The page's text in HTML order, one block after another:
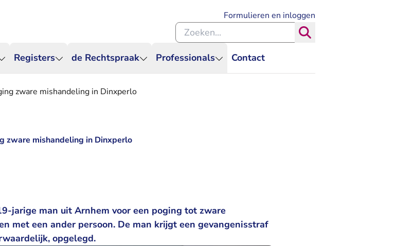
Registers de Rechtspraak Professionals Contact
Formulieren en inloggen
Zoeken binnen de Rechtspraak
zware mishandeling in Dinxperlo
zware mishandeling in Dinxperlo
jarige man uit Arnhem voor een poging tot zware
met een ander persoon. De man krijgt een gevangenisstraf
opgelegd.